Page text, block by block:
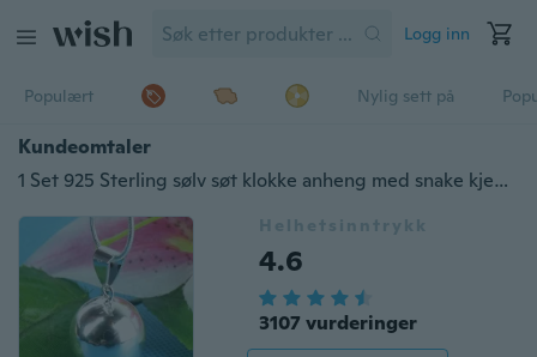
Logg inn
Populært Nylig sett på
Kundeomtaler
1 Set 925 Sterling sølv søt klokke anheng med snake kjede smykker sett størrelse 16 "-30"
Helhetsinntrykk
4.6
3107 vurderinger